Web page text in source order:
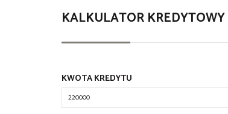
KALKULATOR KREDYTOWY
KWOTA KREDYTU